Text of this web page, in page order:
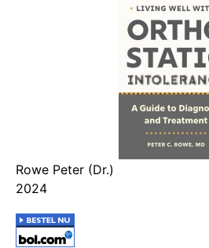
Rowe Peter (Dr.)
2024